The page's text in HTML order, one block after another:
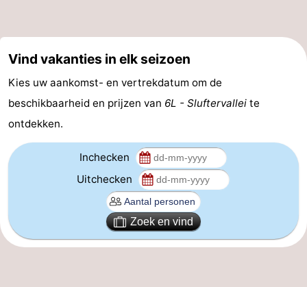
Wandelen
-
Surfen
-
Wadlopen
Zeehonden
Eten
drinken
Praktisch
Vind vakanties in elk seizoen
Kies uw aankomst- en vertrekdatum om de
beschikbaarheid en prijzen van 6L - Sluftervallei te
ontdekken.
Inchecken
Uitchecken
Zoek en vind